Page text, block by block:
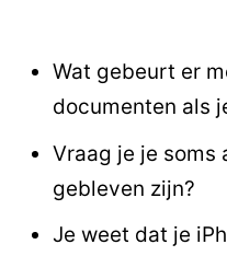
Wat gebeurt er
documenten als
Vraag je je soms
gebleven zijn?
Je weet dat je